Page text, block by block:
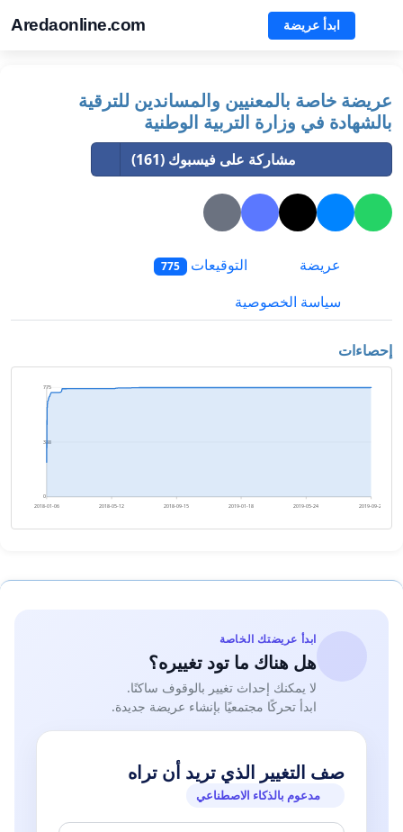
Aredaonline.com ابدأ عريضة
عريضة خاصة بالمعنيين والمساندين للترقية
بالشهادة في وزارة التربية الوطنية
مشاركة على فيسبوك (161)
عريضة التوقيعات 775
سياسة الخصوصية
إحصاءات
0
388
775
2018-01-06 2018-05-12 2018-09-15 2019-01-18 2019-05-24 2019-09-27
ابدأ عريضتك الخاصة
هل هناك ما تود تغييره؟
لا يمكنك إحداث تغيير بالوقوف ساكنًا.
ابدأ تحركًا مجتمعيًا بإنشاء عريضة جديدة.
صف التغيير الذي تريد أن تراه
مدعوم بالذكاء الاصطناعي